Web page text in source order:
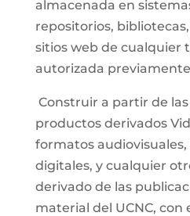
almacenada en
repositorios,
sitios web de cualquier
autorizada previamente
Construir a partir de
productos derivados
formatos audiovisuales,
digitales, y cualquier
derivado de las
material del UCNC, con